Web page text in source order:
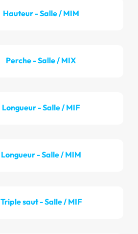
Hauteur - Salle / MIM
Perche - Salle / MIX
Longueur - Salle / MIF
Longueur - Salle / MIM
Triple saut - Salle / MIF